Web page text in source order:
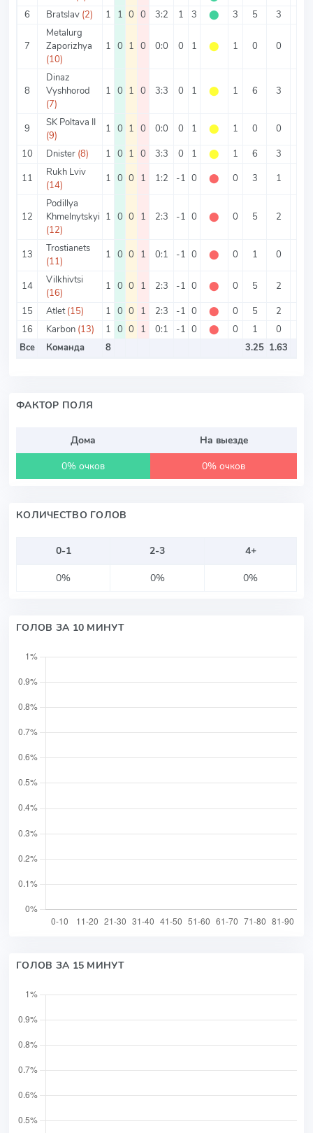
6
Bratslav (2) 1 1 0 0 3:2 1 3 ⬤ 3 5 3
7
Metalurg
Zaporizhya
(10)
1 0 1 0 0:0 0 1 ⬤ 1 0 0
8
Dinaz
Vyshhorod
(7)
1 0 1 0 3:3 0 1 ⬤ 1 6 3
9
SK Poltava II
(9)
1 0 1 0 0:0 0 1 ⬤ 1 0 0
10
Dnister (8) 1 0 1 0 3:3 0 1 ⬤ 1 6 3
11
Rukh Lviv
(14)
1 0 0 1 1:2 -1 0 ⬤ 0 3 1
12
Podillya
Khmelnytskyi
(12)
1 0 0 1 2:3 -1 0 ⬤ 0 5 2
13
Trostianets
(11)
1 0 0 1 0:1 -1 0 ⬤ 0 1 0
14
Vilkhivtsi
(16)
1 0 0 1 2:3 -1 0 ⬤ 0 5 2
15
Atlet (15) 1 0 0 1 2:3 -1 0 ⬤ 0 5 2
16
Karbon (13) 1 0 0 1 0:1 -1 0 ⬤ 0 1 0
Все
Команда 8 3.25 1.63
ФАКТОР ПОЛЯ
Дома
На выезде
0% очков
0% очков
КОЛИЧЕСТВО ГОЛОВ
0-1 2-3
4+
0%
0% 0%
ГОЛОВ ЗА 10 МИНУТ
ГОЛОВ ЗА 15 МИНУТ